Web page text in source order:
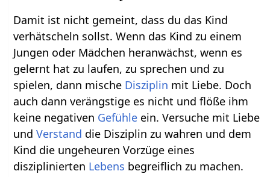
Damit ist nicht gemeint, dass du das Kind
verhätscheln sollst. Wenn das Kind zu einem
Jungen oder Mädchen heranwächst, wenn es
gelernt hat zu laufen, zu sprechen und zu
spielen, dann mische Disziplin mit Liebe. Doch
auch dann verängstige es nicht und flöße ihm
keine negativen Gefühle ein. Versuche mit Liebe
undVerstand die Disziplin zu wahren und dem
Kind die ungeheuren Vorzüge eines
disziplinierten Lebens begreiflich zu machen.